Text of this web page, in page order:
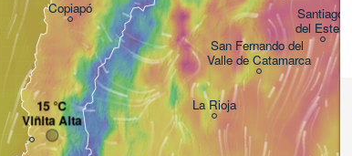
Copiapó
La Rioja
Santiago
del Estero
San Fernando del
Valle de Catamarca
Viñita Alta